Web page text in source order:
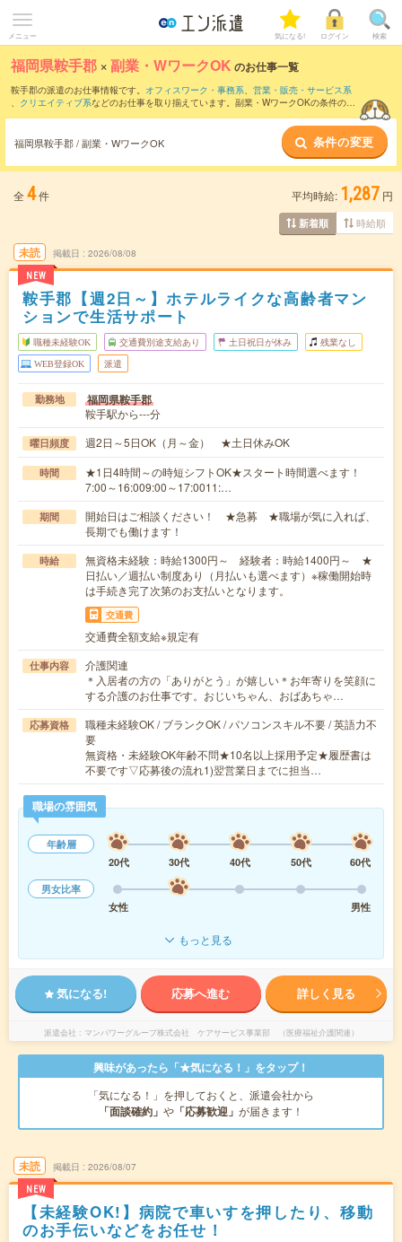
メニュー 気になる! ログイン 検索
福岡県鞍手郡 ×副業・WワークOK のお仕事一覧
鞍手郡の派遣のお仕事情報です。 オフィスワーク・事務系、 営業・販売・サービス系
、 クリエイティブ系などのお仕事を取り揃えています。副業・WワークOKの条件の他
福岡県鞍手郡 / 副業・WワークOK 条件の変更
全 4件 平均時給: 1,287 円
新着順 時給順
未読
NEW
掲載日 2026/08/08
鞍手郡【週2日～】ホテルライクな高齢者マン
ションで生活サポート
職種未経験OK 交通費別途支給あり 土日祝日が休み 残業なし
WEB登録OK 派遣
勤務地 福岡県鞍手郡
鞍手駅から---分
曜日頻度 週2日～5日OK（月～金） ★土日休みOK
時間
★1日4時間～の時短シフトOK★スタート時間選べます！
7:00～16:009:00～17:0011:…
期間
開始日はご相談ください！ ★急募 ★職場が気に入れば、
長期でも働けます！
時給
無資格未経験：時給1300円～ 経験者：時給1400円～ ★
日払い／週払い制度あり（月払いも選べます）※稼働開始時
は手続き完了次第のお支払いとなります。
交通費
交通費全額支給※規定有
仕事内容
介護関連
＊入居者の方の「ありがとう」が嬉しい＊お年寄りを笑顔に
する介護のお仕事です。おじいちゃん、おばあちゃ…
応募資格
職種未経験OK / ブランクOK / パソコンスキル不要 / 英語力不
要
無資格・未経験OK年齢不問★10名以上採用予定★履歴書は
不要です▽応募後の流れ1)翌営業日までに担当…
職場の雰囲気
年齢層
20代
30代 40代 50代
60代
男女比率
女性
男性
もっと見る
気になる! 応募へ進む 詳しく見る
派遣会社 マンパワーグループ株式会社 ケアサービス事業部 （医療福祉介護関連）
興味があったら「★気になる！」をタップ！
「気になる！」を押しておくと、派遣会社から
「面談確約」 や 「応募歓迎」 が届きます！
未読
NEW
掲載日 2026/08/07
【未経験OK!】病院で車いすを押したり、移動
のお手伝いなどをお任せ！